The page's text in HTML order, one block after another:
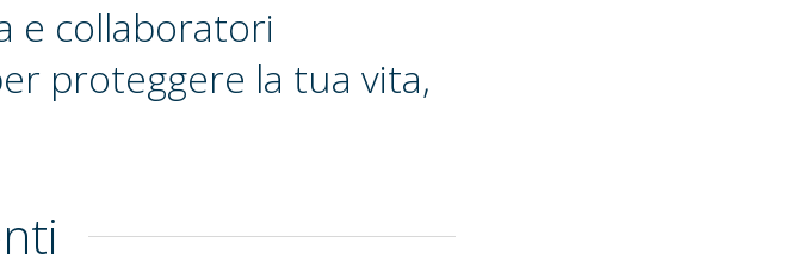
e collaboratori
proteggere la tua vita,